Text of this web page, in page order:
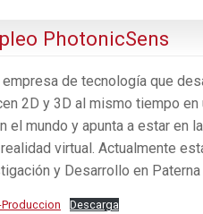
PhotonicSens
de tecnología que
2D y 3D al mismo tiempo
el mundo y apunta a estar en
virtual. Actualmente
y Desarrollo en Paterna
Descarga